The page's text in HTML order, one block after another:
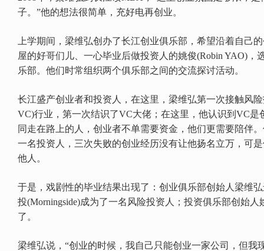
子。”他的想法很简单，充好电再创业。
上学期间，梁维弘创办了长江创业俱乐部，希望沿着自己
屋的好哥们儿、一心毕业后做投资人的姚俊(Robin YAO)，
乐部。他们时常组织两个俱乐部之间的交流探讨活动。
长江盛产创业者和投资人，在这里，梁维弘第一次接触风险
VC)行业，第一次结识了VC大佬；在这里，他认识到VC是
同走在路上的人，创业者不单需要资金，他们更需要陪伴
一名投资人，三次失败的创业经历没有让他扬名立万，可
他人。
于是，戏剧性的毕业结果出现了：创业俱乐部创始人梁维
投(Morningside)成为了一名风险投资人；投资俱乐部创始
了。
梁维弘说，“创业的时候，我自己只能创业一家公司，但我